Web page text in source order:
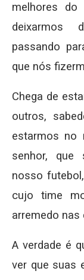
melhores
deixarmos
passando
que nós
Chega de
outros,
estarmos no
senhor, que
nosso
cujo time
arremedo
A verdade é
ver que suas